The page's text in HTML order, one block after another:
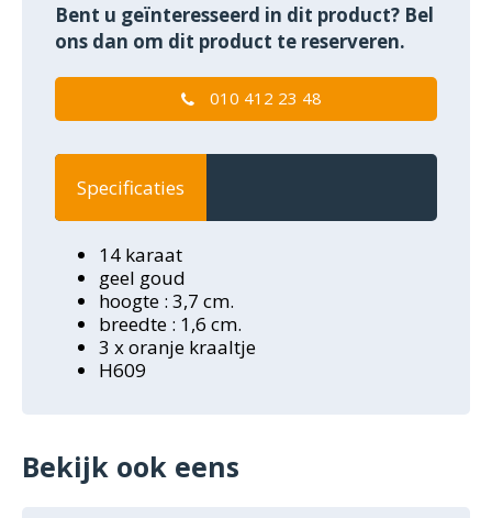
Bent u geïnteresseerd in dit product? Bel
ons dan om dit product te reserveren.
010 412 23 48
Specificaties
14 karaat
geel goud
hoogte : 3,7 cm.
breedte : 1,6 cm.
3 x oranje kraaltje
H609
Bekijk ook eens